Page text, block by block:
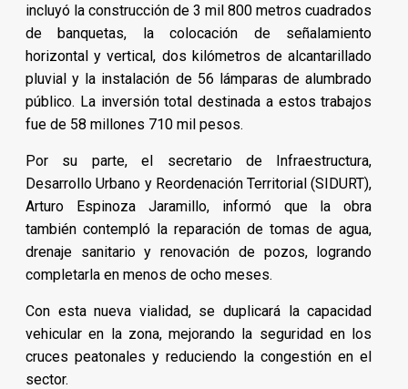
incluyó la construcción de 3 mil 800 metros cuadrados
de banquetas, la colocación de señalamiento
horizontal y vertical, dos kilómetros de alcantarillado
pluvial y la instalación de 56 lámparas de alumbrado
público. La inversión total destinada a estos trabajos
fue de 58 millones 710 mil pesos.
Por su parte, el secretario de Infraestructura,
Desarrollo Urbano y Reordenación Territorial (SIDURT),
Arturo Espinoza Jaramillo, informó que la obra
también contempló la reparación de tomas de agua,
drenaje sanitario y renovación de pozos, logrando
completarla en menos de ocho meses.
Con esta nueva vialidad, se duplicará la capacidad
vehicular en la zona, mejorando la seguridad en los
cruces peatonales y reduciendo la congestión en el
sector.